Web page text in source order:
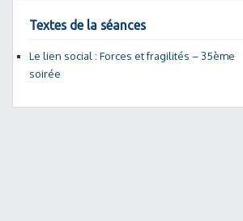
Textes de la séances
Le lien social : Forces et fragilités – 35ème
soirée